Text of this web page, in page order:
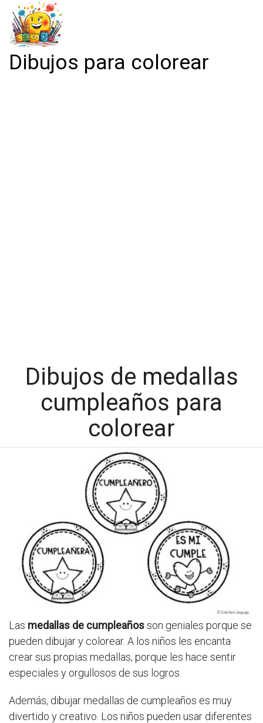
Dibujos para colorear
Dibujos de medallas
cumpleaños para
colorear
Las medallas de cumpleañosson geniales porque se
pueden dibujar y colorear. A los niños les encanta
crear sus propias medallas, porque les hace sentir
especiales y orgullosos de sus logros.
Además, dibujar medallas de cumpleaños es muy
divertido y creativo. Los niños pueden usar diferentes